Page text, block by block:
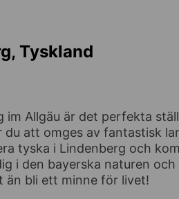
Tyskland
im Allgäu är det perfekta
du att omges av fantastisk
tyska i Lindenberg och
i den bayerska naturen
än bli ett minne för livet!